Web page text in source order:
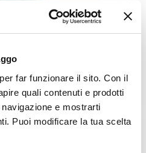
far funzionare il sito. Con il
quali contenuti e prodotti
e mostrarti
Puoi modificare la tua scelta